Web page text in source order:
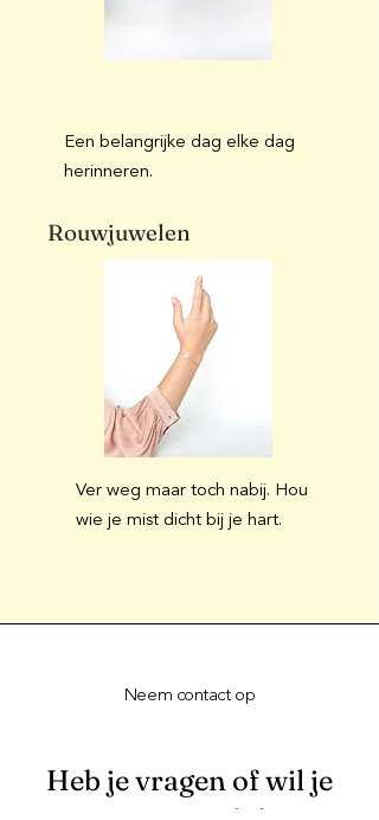
Een belangrijke dag elke dag
herinneren.
Rouwjuwelen
Ver weg maar toch nabij. Hou
wie je mist dicht bij je hart.
Neem contact op
Heb je vragen of wil je